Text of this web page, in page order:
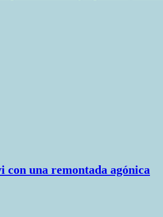
con una remontada agónica